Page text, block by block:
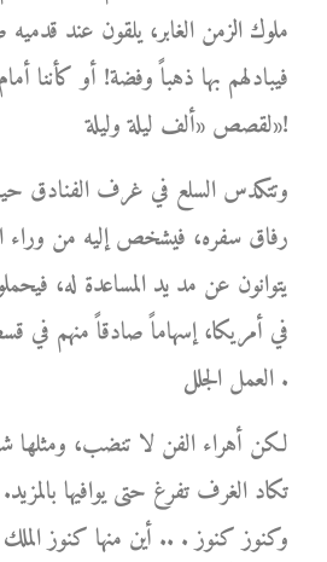
ملوك الزمن الغابر، يلقون عند قدميه
فيبادلهم بها ذهباً وفضة! أو كأننا
لقصص «ألف ليلة وليلة»!
وتتكدس السلع في غرف الفنادق
رفاق سفره، فيشخص إليه من وراء
يتوانون عن مد يد المساعدة له،
في أمريكا، إسهاماً صادقاً منهم في
العمل الجلل .
لكن أهراء الفن لا تنضب، ومثلها
تكاد الغرف تفرغ حتى يوافيها
وكنوز كنوز . .. أين منها كنوز الملك